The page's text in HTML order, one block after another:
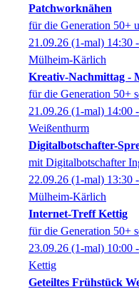
Patchworknähen
für die Generation 50+
21.09.26 (1-mal) 14:30
Mülheim-Kärlich
Kreativ-Nachmittag -
für die Generation 50+
21.09.26 (1-mal) 14:00
Weißenthurm
Digitalbotschafter-
mit Digitalbotschafter
22.09.26 (1-mal) 13:30
Mülheim-Kärlich
Internet-Treff Kettig
für die Generation 50+
23.09.26 (1-mal) 10:00
Kettig
Geteiltes Frühstück